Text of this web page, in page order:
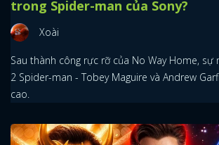
trong Spider-man của Sony?
Xoài
Sau thành công rực rỡ của No Way Home, sự
2 Spider-man - Tobey Maguire và Andrew
cao.